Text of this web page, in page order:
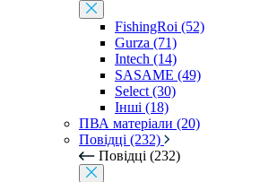
FishingRoi (52)
Gurza (71)
Intech (14)
SASAME (49)
Select (30)
Інші (18)
ПВА матеріали (20)
Повідці (232)
Повідці (232)